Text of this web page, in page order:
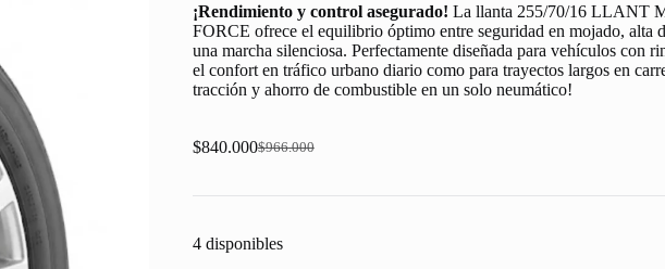
¡Rendimiento y control asegurado! La llanta 255/70/16 LLANT
FORCE ofrece el equilibrio óptimo entre seguridad en mojado, alta
una marcha silenciosa. Perfectamente diseñada para vehículos con
el confort en tráfico urbano diario como para trayectos largos en
tracción y ahorro de combustible en un solo neumático!
$966.000
Original
was:
$840.000Current
is:
4 disponibles